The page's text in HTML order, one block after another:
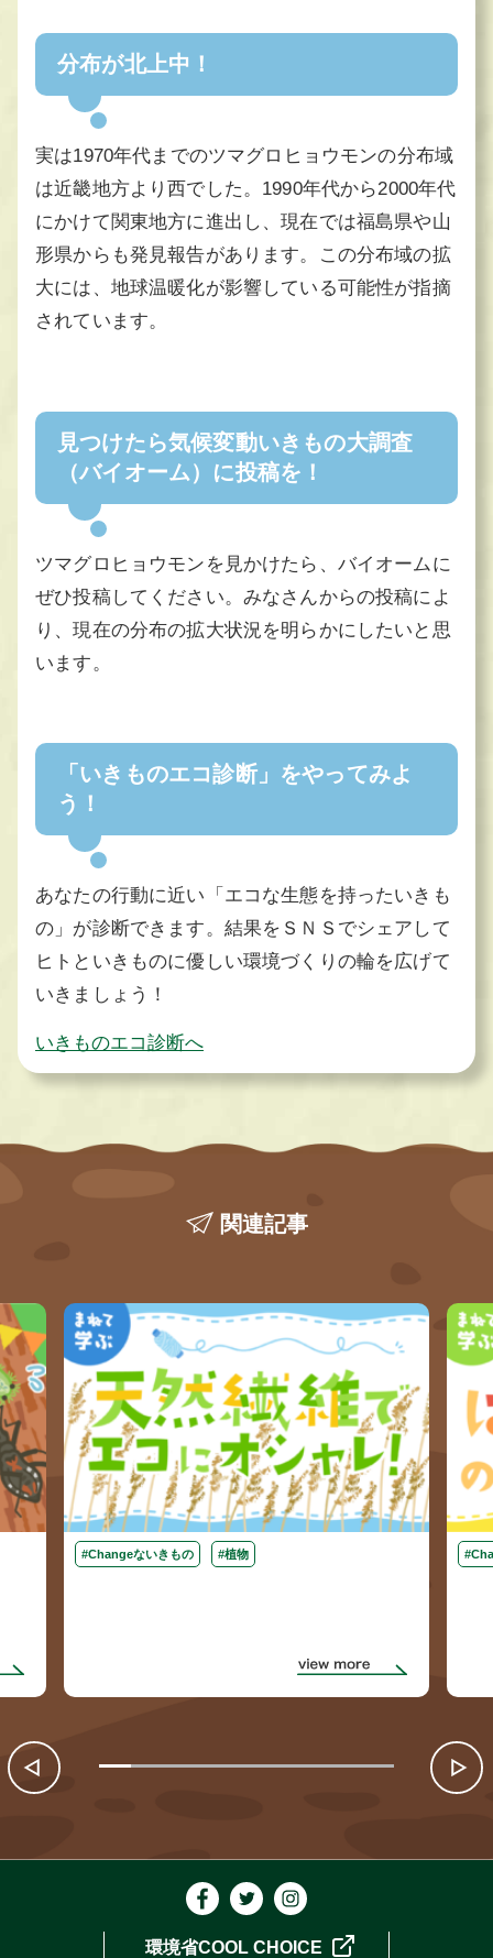
分布が北上中！
実は1970年代までのツマグロヒョウモンの分布域
は近畿地方より西でした。1990年代から2000年代
にかけて関東地方に進出し、現在では福島県や山
形県からも発見報告があります。この分布域の拡
大には、地球温暖化が影響している可能性が指摘
されています。
見つけたら気候変動いきもの大調査
（バイオーム）に投稿を！
ツマグロヒョウモンを見かけたら、バイオームに
ぜひ投稿してください。みなさんからの投稿によ
り、現在の分布の拡大状況を明らかにしたいと思
います。
「いきものエコ診断」をやってみよ
う！
あなたの行動に近い「エコな生態を持ったいきも
の」が診断できます。結果をＳＮＳでシェアして
ヒトといきものに優しい環境づくりの輪を広げて
いきましょう！
いきものエコ診断へ
関連記事
#Changeないきもの #植物
環境省COOL CHOICE